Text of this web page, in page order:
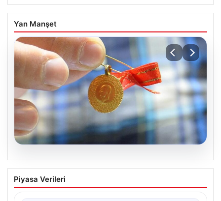
Yan Manşet
05.08.2026
Altın fiyatları canlı 8 Nisan 2026: Altın
fiyatları ne kadar oldu? Gram, çeyrek,
Piyasa Verileri